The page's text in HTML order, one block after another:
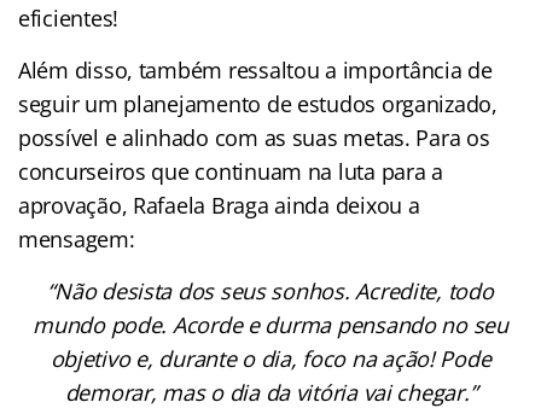
eficientes!
Além disso, também ressaltou a importância de
seguir um planejamento de estudos organizado,
possível e alinhado com as suas metas. Para os
concurseiros que continuam na luta para a
aprovação, Rafaela Braga ainda deixou a
mensagem:
“Não desista dos seus sonhos. Acredite, todo
mundo pode. Acorde e durma pensando no seu
objetivo e, durante o dia, foco na ação! Pode
demorar, mas o dia da vitória vai chegar.”